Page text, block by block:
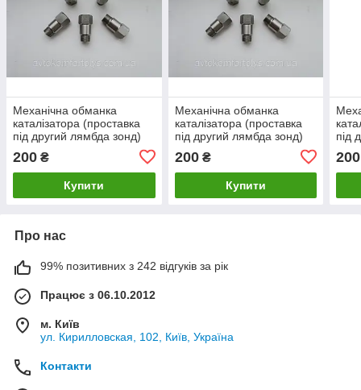
Механічна обманка
каталізатора (проставка
під другий лямбда зонд)
для Citroen Xsara (Сітроен
Ксара)
200 ₴
Купити
Механічна обманка
каталізатора (проставка
під другий лямбда зонд)
(Сітроен Берлінго)
200₴
Купити
під
200
Про нас
99% позитивних з 242 відгуків за рік
Працює з 06.10.2012
м. Київ
ул. Кирилловская, 102, Київ, Україна
Контакти